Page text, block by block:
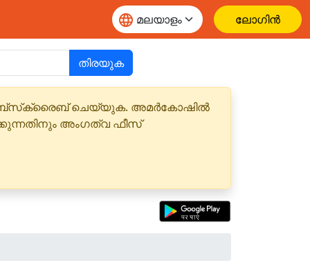
ലോഗിൻ
തിരയുക
സബ്‌സ്‌ക്രൈബ് ചെയ്യുക. അമർകോഷിൽ
അംഗത്വ ഫീസ്